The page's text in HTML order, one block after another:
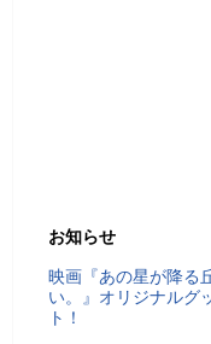
お知らせ
映画『あの星が降る
い。』オリジナルグ
ト！